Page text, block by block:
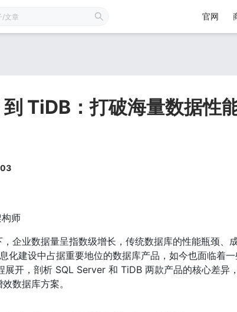
官网
TiDB：打破海量数据性
师
企业数据量呈指数级增长，传统数据库的性能瓶颈、
化建设中占据重要地位的数据库产品，如今也面临着
开，剖析 SQL Server 和 TiDB 两款产品的核心差异
数据库方案。